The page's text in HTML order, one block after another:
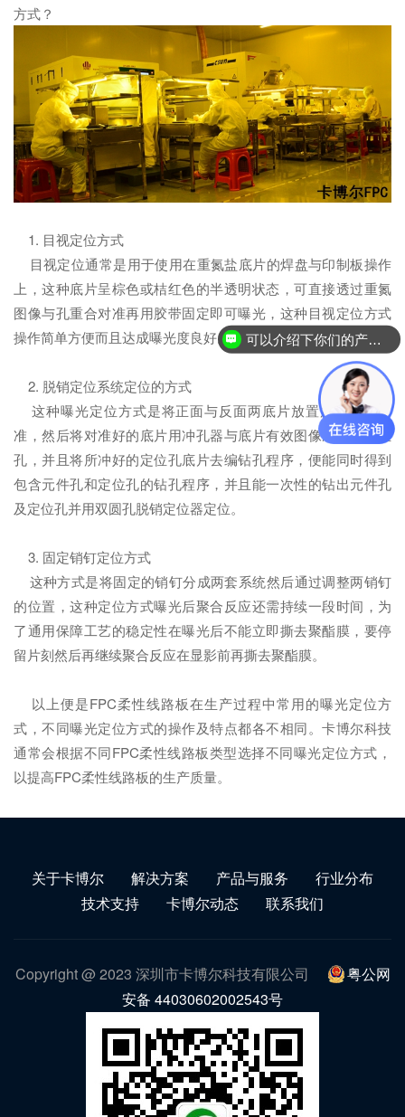
方式？
1. 目视定位方式
目视定位通常是用于使用在重氮盐底片的焊盘与印制板操作
上，这种底片呈棕色或桔红色的半透明状态，可直接透过重氮
图像与孔重合对准再用胶带固定即可曝光，这种目视定位方式
操作简单方便而且达成曝光度良好。
2. 脱销定位系统定位的方式
这种曝光定位方式是将正面与反面两底片放置放大镜下对
准，然后将对准好的底片用冲孔器与底片有效图像冲二个定位
孔，并且将所冲好的定位孔底片去编钻孔程序，便能同时得到
包含元件孔和定位孔的钻孔程序，并且能一次性的钻出元件孔
及定位孔并用双圆孔脱销定位器定位。
3. 固定销钉定位方式
这种方式是将固定的销钉分成两套系统然后通过调整两销钉
的位置，这种定位方式曝光后聚合反应还需持续一段时间，为
了通用保障工艺的稳定性在曝光后不能立即撕去聚酯膜，要停
留片刻然后再继续聚合反应在显影前再撕去聚酯膜。
以上便是FPC柔性线路板在生产过程中常用的曝光定位方
式，不同曝光定位方式的操作及特点都各不相同。卡博尔科技
通常会根据不同FPC柔性线路板类型选择不同曝光定位方式，
以提高FPC柔性线路板的生产质量。
关于卡博尔 解决方案 产品与服务
行业分布
技术支持
卡博尔动态 联系我们
Copyright @ 2023 深圳市卡博尔科技有限公司
粤公网
安备 44030602002543号
可以介绍下你们的产品么？